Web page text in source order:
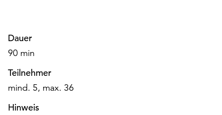
Dauer
90 min
Teilnehmer
mind. 5, max. 36
Hinweis